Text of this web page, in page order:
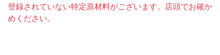
登録されていない特定原材料がございます。店頭でお確か
めください。